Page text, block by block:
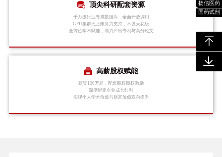
扬信医药
国药试剂
顶尖科研配套资源
千万级行业专属数据库，全面开放调用
GPU集群无上限算力支持，不设天花板
全方位学术赋能，助力产出专利与高分论文
高薪股权赋能
薪资120万起，配套股权期权激励
深度绑定企业成长红利
实现个人学术价值与财富价值双向提升